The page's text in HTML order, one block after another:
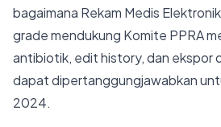
bagaimana Rekam Medis
grade mendukung Komite PPRA
antibiotik, edit history, dan ekspor
dapat dipertanggungjawabkan
2024.